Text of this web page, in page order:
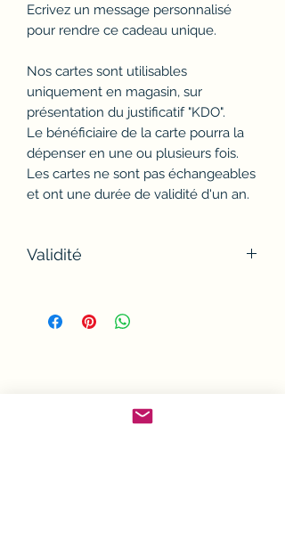
Ecrivez un message personnalisé
pour rendre ce cadeau unique.
Nos cartes sont utilisables
uniquement en magasin, sur
présentation du justificatif "KDO".
Le bénéficiaire de la carte pourra la
dépenser en une ou plusieurs fois.
Les cartes ne sont pas échangeables
et ont une durée de validité d'un an.
Validité
uniquement en magasin, sur
présentation du justificatif "KDO".
et ont une durée de validité d'un an.